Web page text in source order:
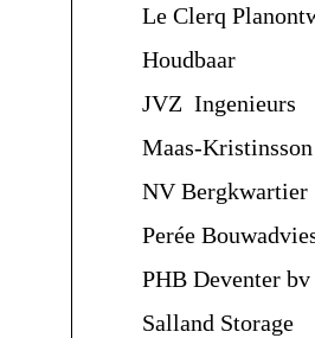
Le Clerq
Houdbaar
JVZ Ingenieurs
Maas-
NV Bergkwartier
Perée
PHB Deventer bv
Salland Storage